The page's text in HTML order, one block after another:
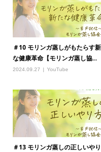
＃10 モリンガ蒸しがもたらす
な健康革命【モリンガ蒸し協...
2024.09.27 YouTube
＃13 モリンガ蒸しの正しいや